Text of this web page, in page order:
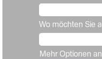
Wo möchten Sie
Mehr Optionen